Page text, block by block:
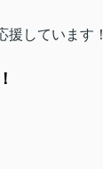
援しています